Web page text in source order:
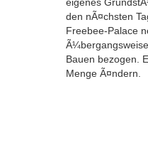
den nÃ¤chsten
Freebee-Palace
Bauen bezogen.
Menge Ã¤ndern.